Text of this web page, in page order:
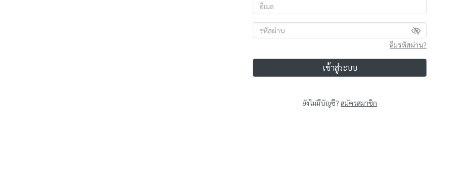
ลืมรหัสผ่าน?
เข้าสู่ระบบ
ยังไม่มีบัญชี? สมัครสมาชิก